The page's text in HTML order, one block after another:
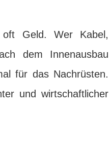
Geld. Wer Kabel,
dem Innenausbau
für das Nachrüsten.
und wirtschaftlicher